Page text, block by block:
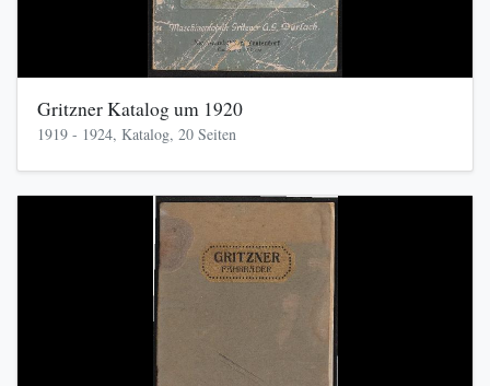
Gritzner Katalog um 1920
1919 - 1924, Katalog, 20 Seiten